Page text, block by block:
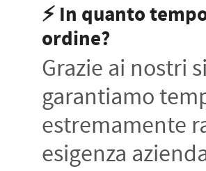
⚡ In quanto
ordine?
Grazie ai nostri
garantiamo
estremamente
esigenza